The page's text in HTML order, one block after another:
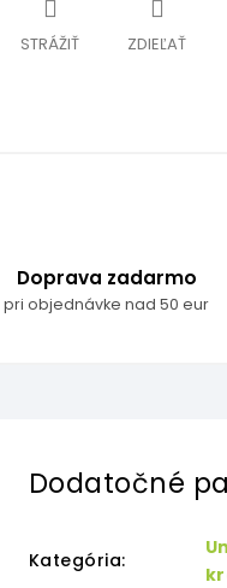
STRÁŽIŤ ZDIEĽAŤ
Doprava zadarmo
pri objednávke nad 50 eur
Dodatočné
Kategória: